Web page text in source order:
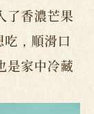
了香濃芒果
，順滑口
是家中冷藏